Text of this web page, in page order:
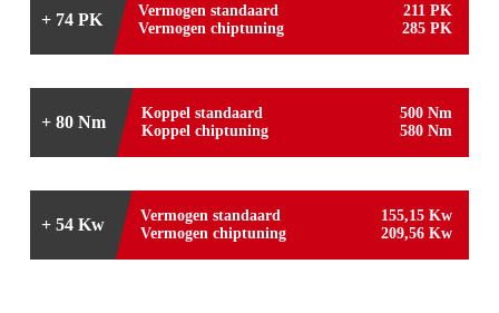
+ 74 PK Vermogen standaard
211 PK
Vermogen chiptuning
285 PK
+ 80 Nm Koppel standaard
500 Nm
Koppel chiptuning
580 Nm
+ 54 Kw Vermogen standaard
155,15 Kw
Vermogen chiptuning
209,56 Kw